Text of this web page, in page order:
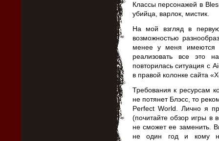
Классы персонажей в
убийца, варлок, мистик.
На мой взгляд в
возможностью
менее у меня имеются
реализовать все это
повторилась ситуация с
в правой колонке сайта
Требования к ресурсам
не потянет Блэсс, то
Perfect World. Лично я
(почитайте обзор игры в
не сможет ее заменить.
не один год и кому